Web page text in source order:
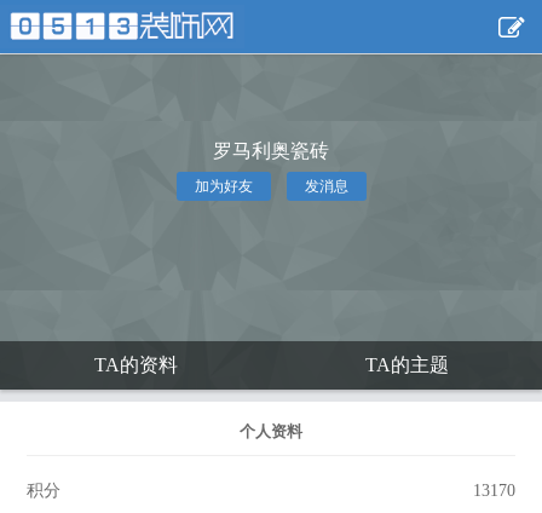
罗马利奥瓷砖
加为好友 发消息
TA的资料 TA的主题
个人资料
积分
13170